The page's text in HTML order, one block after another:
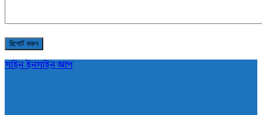
সাইন ইনসাইন আপ